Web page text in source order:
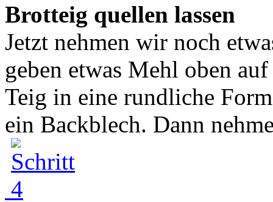
Brotteig quellen lassen
Jetzt nehmen wir noch
geben etwas Mehl oben
Teig in eine rundliche
ein Backblech. Dann